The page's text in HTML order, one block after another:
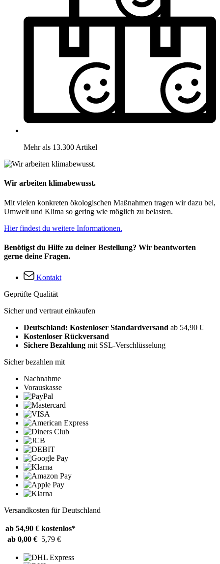
Mehr als 13.300 Artikel
Wir arbeiten klimabewusst.
Mit vielen konkreten ökologischen Maßnahmen tragen wir dazu bei,
Umwelt und Klima so gering wie möglich zu belasten.
Hier findest du weitere Informationen.
Benötigst du Hilfe zu deiner Bestellung? Wir beantworten
gerne deine Fragen.
Kontakt
Geprüfte Qualität
Sicher und vertraut einkaufen
Deutschland: Kostenloser Standardversand ab 54,90 €
Kostenloser Rückversand
Sichere Bezahlung mit SSL-Verschlüsselung
Sicher bezahlen mit
Nachnahme
Vorauskasse
Versandkosten für Deutschland
ab 54,90 € kostenlos*
ab 0,00 € 5,79 €